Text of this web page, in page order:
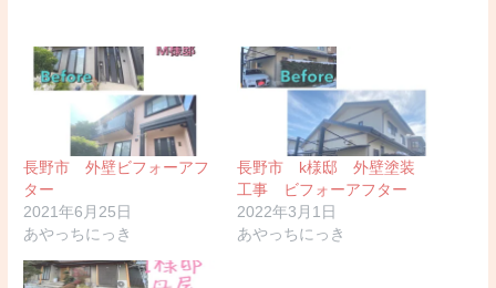
長野市 外壁ビフォーアフ
ター
2021年6月25日
あやっちにっき
長野市 k様邸 外壁塗装
工事 ビフォーアフター
2022年3月1日
あやっちにっき